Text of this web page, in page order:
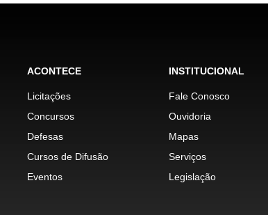
ACONTECE
Licitações
Concursos
Defesas
Cursos de Difusão
Eventos
INSTITUCIONAL
Fale Conosco
Ouvidoria
Mapas
Serviços
Legislação